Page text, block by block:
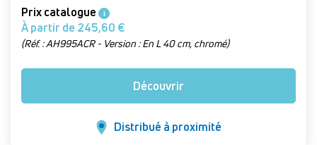
Prix catalogue i
À partir de 245,60 €
(Réf. : AH995ACR - Version : En L 40 cm, chromé)
Découvrir
Distribué à proximité